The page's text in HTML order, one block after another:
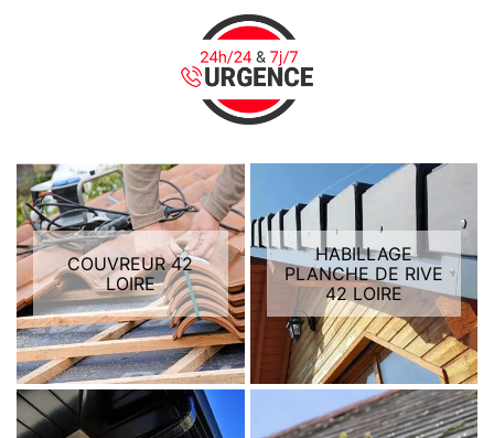
COUVREUR 42
LOIRE
HABILLAGE
PLANCHE DE RIVE
42 LOIRE